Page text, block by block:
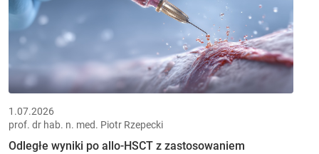
1.07.2026
prof. dr hab. n. med. Piotr Rzepecki
Odległe wyniki po allo-HSCT z zastosowaniem